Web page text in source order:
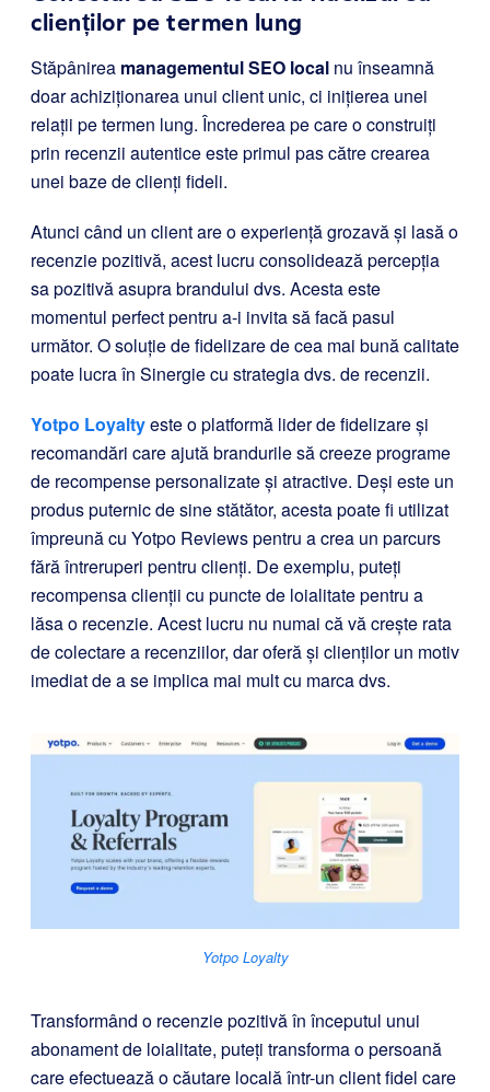
clienților pe termen lung
Stăpânirea managementul SEO local nu înseamnă
doar achiziționarea unui client unic, ci inițierea unei
relații pe termen lung. Încrederea pe care o construiți
prin recenzii autentice este primul pas către crearea
unei baze de clienți fideli.
Atunci când un client are o experiență grozavă și lasă o
recenzie pozitivă, acest lucru consolidează percepția
sa pozitivă asupra brandului dvs. Acesta este
momentul perfect pentru a-i invita să facă pasul
următor. O soluție de fidelizare de cea mai bună calitate
poate lucra în Sinergie cu strategia dvs. de recenzii.
Yotpo Loyaltyeste o platformă lider de fidelizare și
recomandări care ajută brandurile să creeze programe
de recompense personalizate și atractive. Deși este un
produs puternic de sine stătător, acesta poate fi utilizat
împreună cu Yotpo Reviews pentru a crea un parcurs
fără întreruperi pentru clienți. De exemplu, puteți
recompensa clienții cu puncte de loialitate pentru a
lăsa o recenzie. Acest lucru nu numai că vă crește rata
de colectare a recenziilor, dar oferă și clienților un motiv
imediat de a se implica mai mult cu marca dvs.
Yotpo Loyalty
Transformând o recenzie pozitivă în începutul unui
abonament de loialitate, puteți transforma o persoană
care efectuează o căutare locală într-un client fidel care